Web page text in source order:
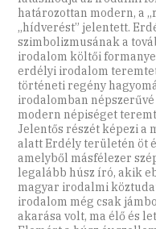
határozottan modern, a
,,hídverést” jelentett.
szimbolizmusának a
irodalom költői
erdélyi irodalom
történeti regény
irodalomban
modern népiséget
Jelentős részét képezi a
alatt Erdély területén öt
amelyből másfélezer
legalább húsz író, akik
magyar irodalmi
irodalom még csak
akarása volt, ma élő és